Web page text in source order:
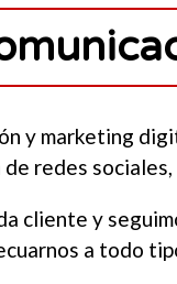
y marketing
redes
cliente y
a todo